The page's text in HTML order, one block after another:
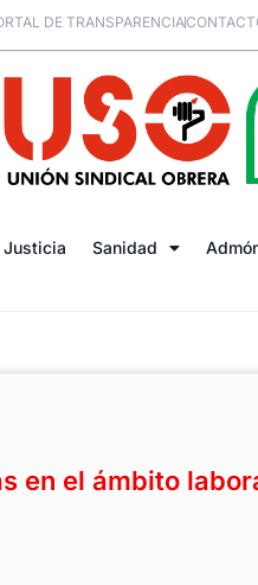
DE TRANSPARENCIA
Justicia Sanidad
en el ámbito